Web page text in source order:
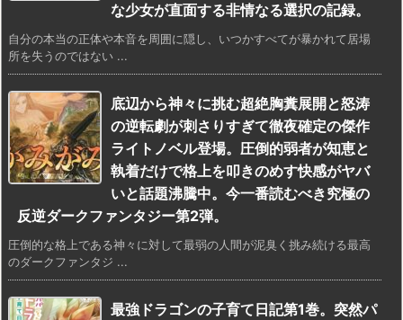
な少女が直面する非情なる選択の記録。
自分の本当の正体や本音を周囲に隠し、いつかすべてが暴かれて居場
所を失うのではない ...
底辺から神々に挑む超絶胸糞展開と怒涛
の逆転劇が刺さりすぎて徹夜確定の傑作
ライトノベル登場。圧倒的弱者が知恵と
執着だけで格上を叩きのめす快感がヤバ
いと話題沸騰中。今一番読むべき究極の
反逆ダークファンタジー第2弾。
圧倒的な格上である神々に対して最弱の人間が泥臭く挑み続ける最高
のダークファンタジ ...
最強ドラゴンの子育て日記第1巻。突然パ